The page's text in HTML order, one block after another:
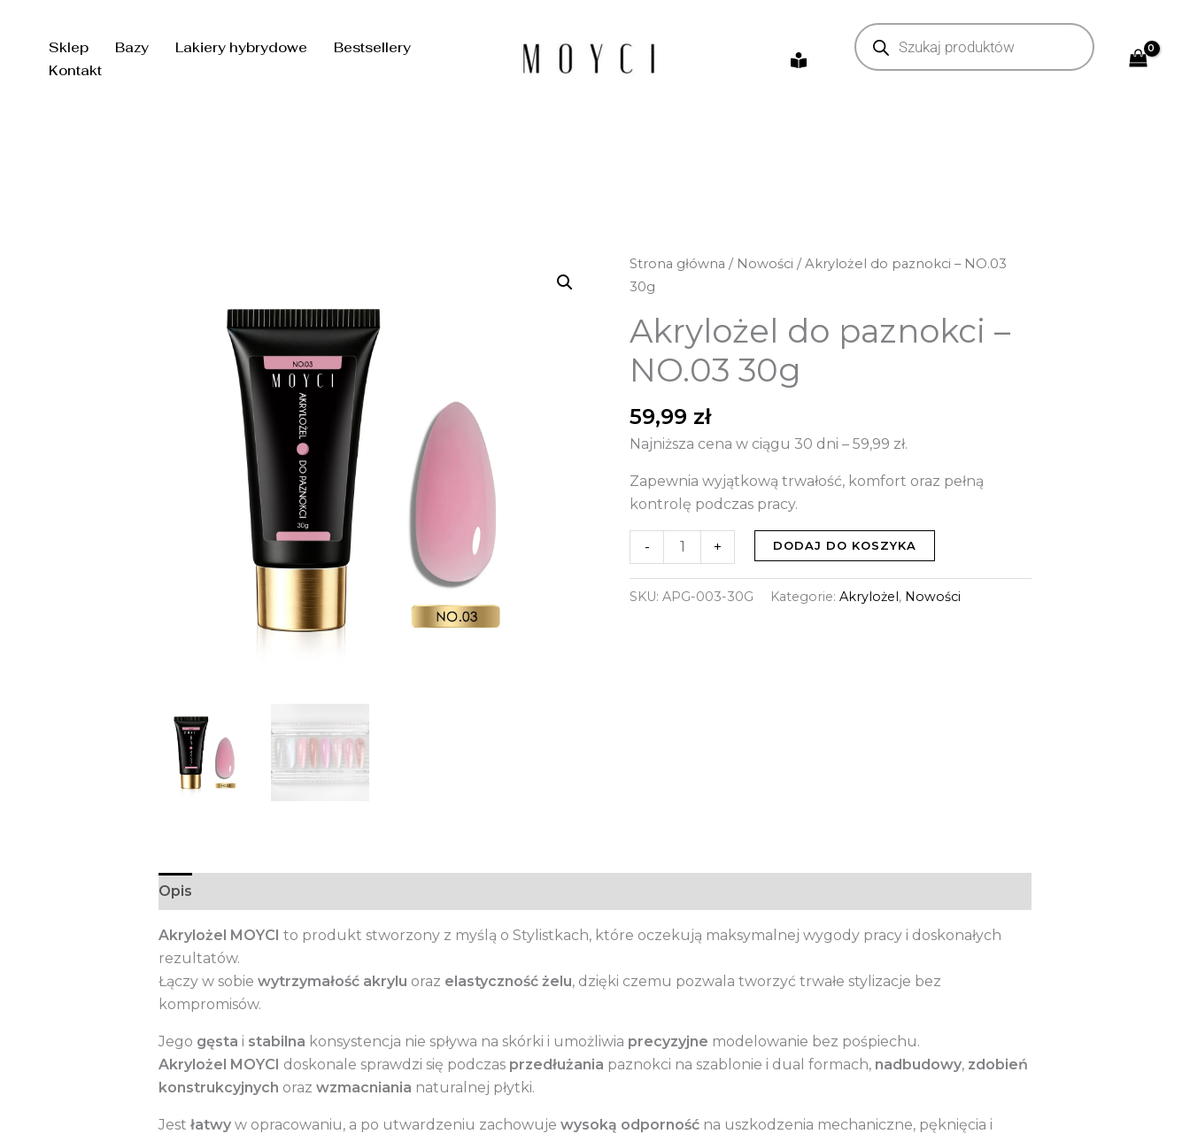
Sklep Bazy Lakiery hybrydowe
Bestsellery
Kontakt
Wyszukiwarka
produktów
Strona główna / Nowości / Akrylożel do paznokci – NO.03
30g
Akrylożel do paznokci –
NO.03 30g
59,99 zł
Najniższa cena w ciągu 30 dni –59,99 zł.
Zapewnia wyjątkową trwałość, komfort oraz pełną
kontrolę podczas pracy.
-
ilość
Akrylożel
paznokci
-
NO.03
+ DODAJ DO KOSZYKA
SKU:APG-003-30G Kategorie:Akrylożel, Nowości
Opis
Akrylożel MOYCI to produkt stworzony z myślą o Stylistkach, które oczekują maksymalnej wygody pracy i doskonałych
rezultatów.
Łączy w sobie wytrzymałość akrylu oraz elastyczność żelu, dzięki czemu pozwala tworzyć trwałe stylizacje bez
kompromisów.
Jego gęsta i stabilna konsystencja nie spływa na skórki i umożliwia precyzyjne modelowanie bez pośpiechu.
Akrylożel MOYCI doskonale sprawdzi się podczas przedłużania paznokci na szablonie i dual formach, nadbudowy, zdobień
konstrukcyjnych oraz wzmacniania naturalnej płytki.
Jest łatwyw opracowaniu, a po utwardzeniu zachowuje wysoką odpornośćna uszkodzenia mechaniczne, pęknięcia i